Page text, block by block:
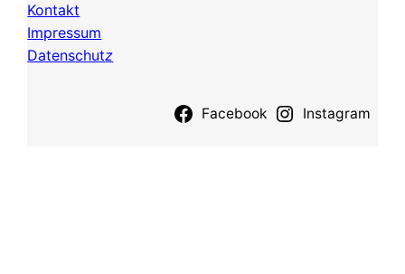
Kontakt
Impressum
Datenschutz
Facebook Instagram